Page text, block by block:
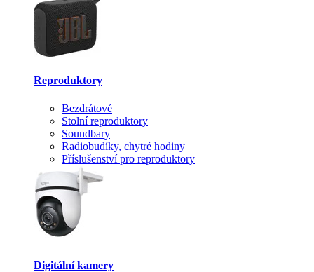
Reproduktory
Bezdrátové
Stolní reproduktory
Soundbary
Radiobudíky, chytré hodiny
Příslušenství pro reproduktory
Digitální kamery